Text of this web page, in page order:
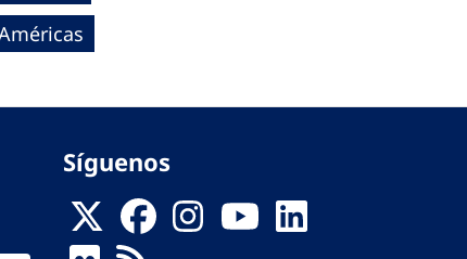
Síguenos